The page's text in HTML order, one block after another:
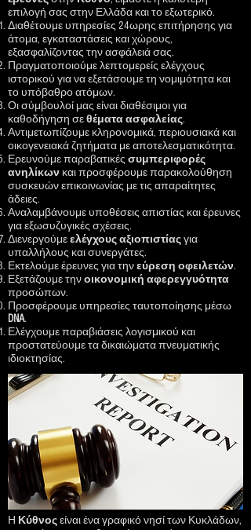
επιλογή σας στην Ελλάδα και το εξωτερικό.
Διαθέτουμε υπηρεσίες 24ωρης επιτήρησης για
άτομα, εγκαταστάσεις και χώρους,
εξασφαλίζοντας την ασφάλειά σας.
Πραγματοποιούμε λεπτομερείς ελέγχους
ιστορικού για να εξετάσουμε τη νομιμότητα και
το υπόβαθρο ατόμων.
Οι σύμβουλοί μας είναι διαθέσιμοι για
καθοδήγηση σεθέματαασφαλείας.
Αντιμετωπίζουμε κληρονομικά, περιουσιακά και
οικογενειακά ζητήματα με αποτελεσματικότητα.
Ερευνούμε παραβατικές συμπεριφορές
ανηλίκων και προσφέρουμε παρακολούθηση
συσκευών επικοινωνίας με τις απαραίτητες
άδειες.
Αναλαμβάνουμε υποθέσεις απιστίας και έρευνες
για εξωσυζυγικές σχέσεις.
Διενεργούμεελέγχουςαξιοπιστίαςγια
υπαλλήλους και συνεργάτες.
Εκτελούμε έρευνες για τηνεύρεση οφειλετών.
Εξετάζουμε τηνοικονομική αφερεγγυότητα
προσώπων.
Προσφέρουμε υπηρεσίες ταυτοποίησης μέσω
DNA.
Ελέγχουμε παραβιάσεις λογισμικού και
προστατεύουμε τα δικαιώματα πνευματικής
ιδιοκτησίας.
Η Κύθνοςείναι ένα γραφικό νησί των Κυκλάδων,